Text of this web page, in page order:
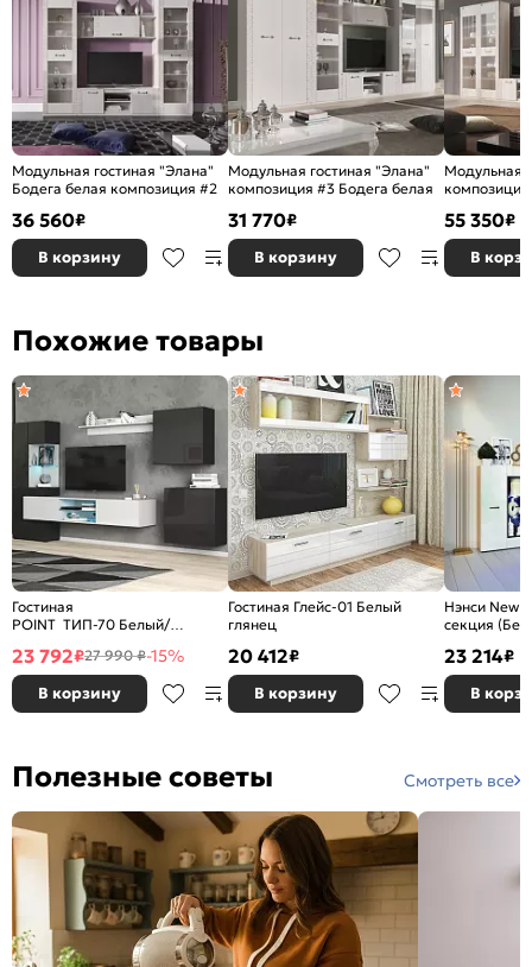
Модульная гостиная "Элана"
Бодега белая композиция #2
36 560₽
В корзину
Модульная гостиная "Элана"
композиция #3 Бодега белая
31 770₽
В корзину
Модульная
55 350₽
В
Похожие товары
Гостиная
POINT ТИП-70 Белый/
23 792₽27 990 ₽-15%
В корзину
Гостиная Глейс-01 Белый
глянец
20 412₽
В корзину
Нэнси New
секция
23 214₽
В
Полезные советы Смотреть все